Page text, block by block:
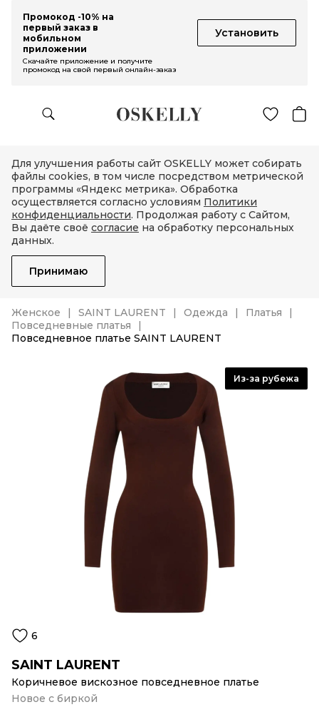
Промокод -10% на
первый заказ в
мобильном
приложении
Установить
Скачайте приложение и получите
промокод на свой первый онлайн-заказ
Для улучшения работы сайт OSKELLY может собирать
файлы cookies, в том числе посредством метрической
программы «Яндекс метрика». Обработка
осуществляется согласно условиям Политики
конфиденциальности. Продолжая работу с Сайтом,
Вы даёте своё согласие на обработку персональных
данных.
Принимаю
Женское SAINT LAURENT Одежда
Платья
Повседневные платья
Повседневное платье SAINT LAURENT
Из-за рубежа
6
SAINT LAURENT
Коричневое вискозное повседневное платье
Новое с биркой